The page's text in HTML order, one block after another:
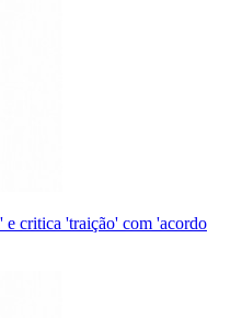
e critica 'traição' com 'acordo